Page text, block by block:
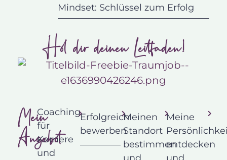
Mindset: Schlüssel zum Erfolg
Hol dir deinen Leitfaden!
Mein
Angebot
Coaching
für
Karriere
und
Erfolgreich
bewerben
Meinen
Standort
bestimmen
und
Meine
entdecken
und